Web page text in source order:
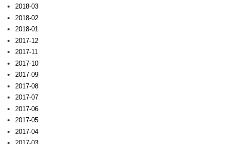
2018-03
2018-02
2018-01
2017-12
2017-11
2017-10
2017-09
2017-08
2017-07
2017-06
2017-05
2017-04